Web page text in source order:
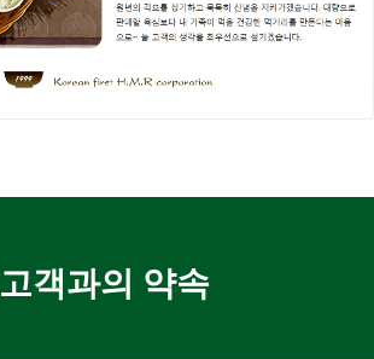
고객과의 약속